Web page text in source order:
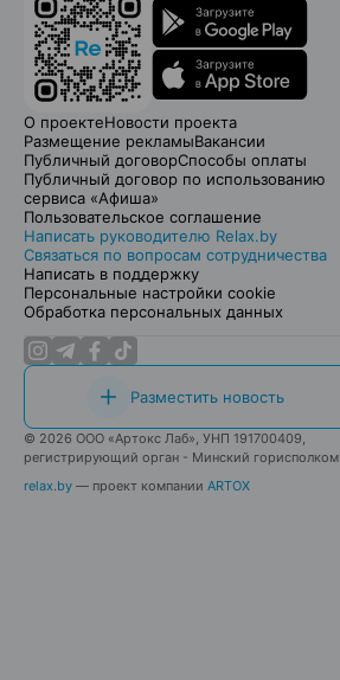
О проектеНовости проекта
Размещение рекламыВакансии
Публичный договорСпособы оплаты
Публичный договор по использованию
сервиса «Афиша»
Пользовательское соглашение
Написать руководителю Relax.by
Связаться по вопросам сотрудничества
Написать в поддержку
Персональные настройки cookie
Обработка персональных данных
Разместить новость
© 2026 ООО «Артокс Лаб», УНП 191700409,
регистрирующий орган - Минский горисполком
relax.by — проект компании ARTOX